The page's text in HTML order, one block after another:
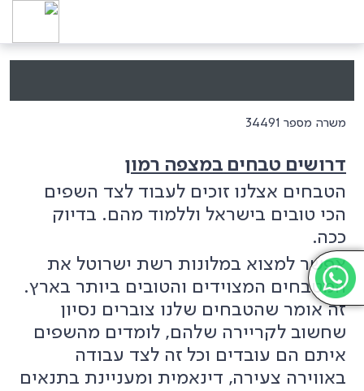
משרה מספר 34491
דרושים טבחים במצפה רמון
הטבחים אצלנו זוכים לעבוד לצד השפים
הכי טובים בישראל וללמוד מהם. בדיוק
ככה.
אפשר למצוא במלונות רשת ישרוטל את
המטבחים המצוידים והטובים ביותר בארץ.
זה אומר שהטבחים שלנו צוברים נסיון
שחשוב לקריירה שלהם, לומדים מהשפים
איתם הם עובדים וכל זה לצד עבודה
באווירה צעירה, דינאמית ומעניינת בתנאים